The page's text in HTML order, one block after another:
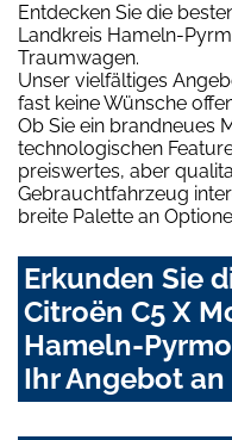
Entdecken Sie die
Landkreis Hameln-
Traumwagen.
Unser vielfältiges
fast keine Wünsche
Ob Sie ein brandneues
technologischen
preiswertes, aber
Gebrauchtfahrzeug
breite Palette an
Erkunden Sie
Citroën C5 X
Hameln-
Ihr Angebot an